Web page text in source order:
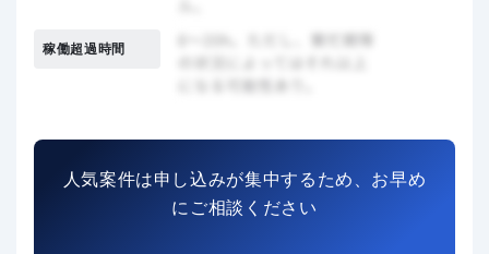
稼働超過時間
人気案件は申し込みが集中するため、お早め
にご相談ください